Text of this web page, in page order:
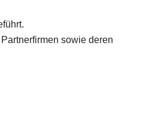
sowie deren